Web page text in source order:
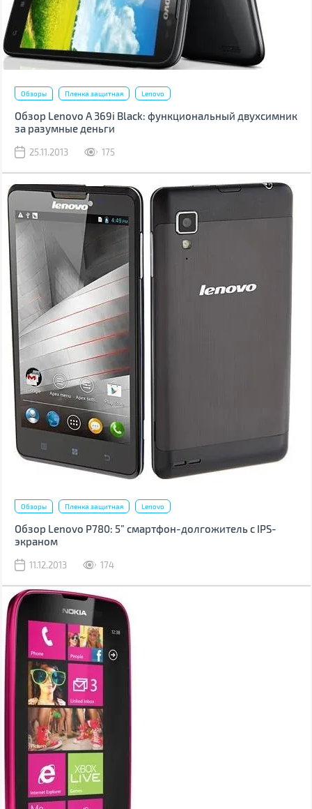
Обзоры Пленка защитная Lenovo
Обзор Lenovo A 369i Black: функциональный двухсимник
за разумные деньги
25.11.2013 175
Обзоры Пленка защитная Lenovo
Обзор Lenovo P780: 5” смартфон-долгожитель с IPS-
экраном
11.12.2013 174